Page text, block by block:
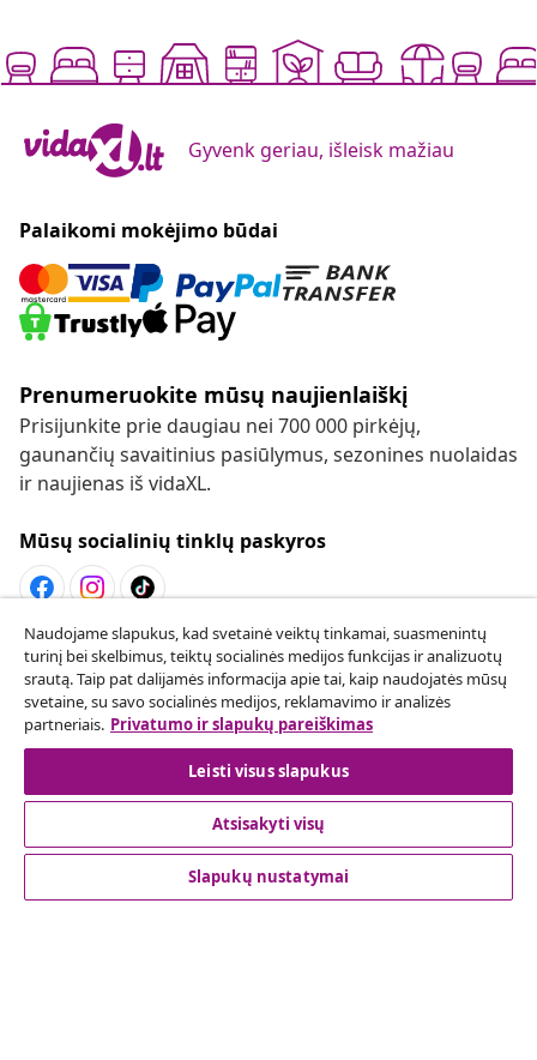
Gyvenk geriau, išleisk mažiau
Palaikomi mokėjimo būdai
Prenumeruokite mūsų naujienlaiškį
Prisijunkite prie daugiau nei 700 000 pirkėjų,
gaunančių savaitinius pasiūlymus, sezonines nuolaidas
ir naujienas iš vidaXL.
Mūsų socialinių tinklų paskyros
Sutarties atsisakymas
Pateikite prašymą atsisakyti užsakymo.
Sutarties atsisakymas
Klientų aptarnavimas
Naudojame slapukus, kad svetainė veiktų tinkamai, suasmenintų
turinį bei skelbimus, teiktų socialinės medijos funkcijas ir analizuotų
srautą. Taip pat dalijamės informacija apie tai, kaip naudojatės mūsų
svetaine, su savo socialinės medijos, reklamavimo ir analizės
partneriais. Privatumo ir slapukų pareiškimas
Leisti visus slapukus
Atsisakyti visų
Slapukų nustatymai